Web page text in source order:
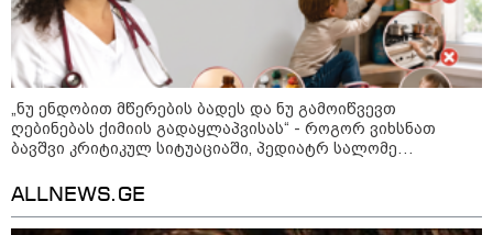
„ნუ ენდობით მწერების ბადეს და ნუ გამოიწვევთ
ღებინებას ქიმიის გადაყლაპვისას“ - როგორ ვიხსნათ
ბავშვი კრიტიკულ სიტუაციაში, პედიატრ სალომე
ALLNEWS.GE